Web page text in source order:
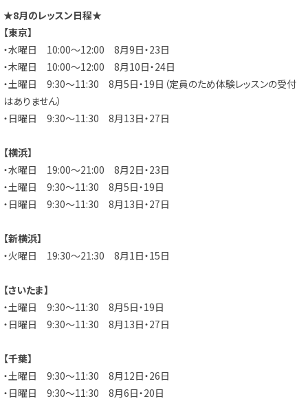
★8月のレッスン日程★
【東京】
・水曜日 10:00～12:00 8月9日・23日
・木曜日 10:00～12:00 8月10日・24日
・土曜日 9:30～11:30 8月5日・19日（定員のため体験レッスンの受付
はありません）
・日曜日 9:30～11:30 8月13日・27日
【横浜】
・水曜日 19:00～21:00 8月2日・23日
・土曜日 9:30～11:30 8月5日・19日
・日曜日 9:30～11:30 8月13日・27日
【新横浜】
・火曜日 19:30～21:30 8月1日・15日
【さいたま】
・土曜日 9:30～11:30 8月5日・19日
・日曜日 9:30～11:30 8月13日・27日
【千葉】
・土曜日 9:30～11:30 8月12日・26日
・日曜日 9:30～11:30 8月6日・20日